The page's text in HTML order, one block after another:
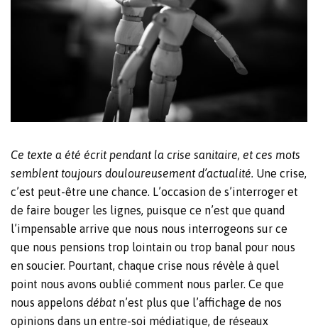
Ce texte a été écrit pendant la crise sanitaire, et ces mots
semblent toujours douloureusement d’actualité. Une crise,
c’est peut-être une chance. L’occasion de s’interroger et
de faire bouger les lignes, puisque ce n’est que quand
l’impensable arrive que nous nous interrogeons sur ce
que nous pensions trop lointain ou trop banal pour nous
en soucier. Pourtant, chaque crise nous révèle à quel
point nous avons oublié comment nous parler. Ce que
nous appelons débat n’est plus que l’affichage de nos
opinions dans un entre-soi médiatique, de réseaux